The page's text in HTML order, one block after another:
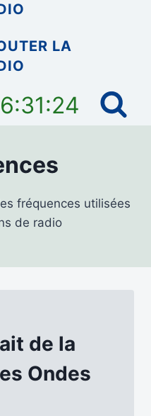
LA
fréquences utilisées
de radio
de la
Ondes